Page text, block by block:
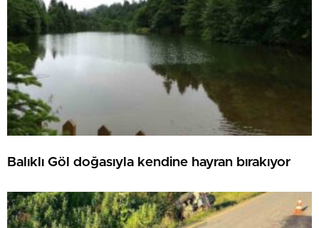
Balıklı Göl doğasıyla kendine hayran bırakıyor